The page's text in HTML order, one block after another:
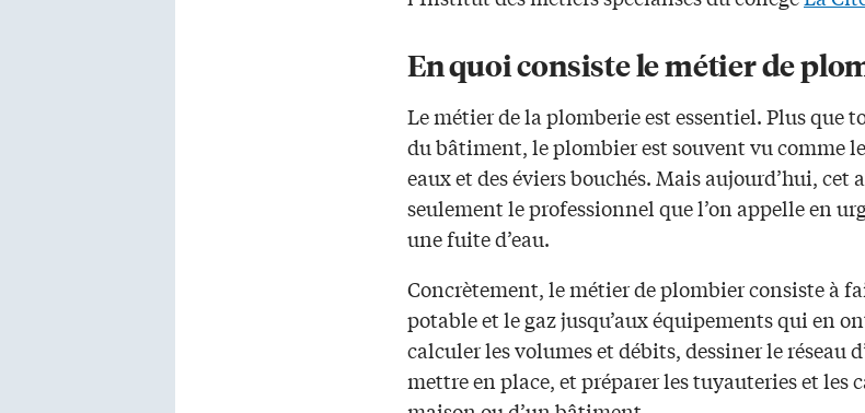
En quoi consiste le métier de
Le métier de la plomberie est essentiel. Plus que
du bâtiment, le plombier est souvent vu comme
eaux et des éviers bouchés. Mais aujourd’hui, cet
seulement le professionnel que l’on appelle en
une fuite d’eau.
Concrètement, le métier de plombier consiste à
potable et le gaz jusqu’aux équipements qui en
calculer les volumes et débits, dessiner le réseau
mettre en place, et préparer les tuyauteries et les